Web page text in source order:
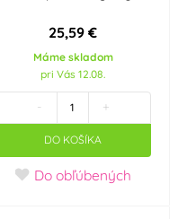
VYPRODEJ (0)
Windsor
xWIKY (0)
Zeelandia (0)
25,59 €
Máme skladom
pri Vás 12.08.
- +
DO KOŠÍKA
Do obľúbených